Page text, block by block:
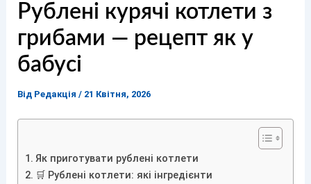
Рублені курячі котлети з
грибами — рецепт як у
бабусі
Від Редакція / 21 Квітня, 2026
Як приготувати рублені котлети
🛒 Рублені котлети: які інгредієнти